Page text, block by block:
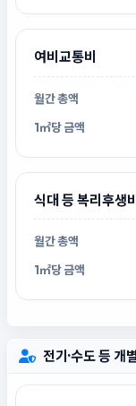
여비교통비
식대 등 복리후생비
전기·수도 등 개